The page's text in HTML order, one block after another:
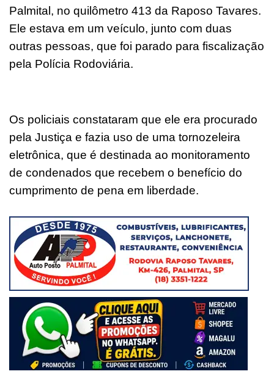
Palmital, no quilômetro 413 da Raposo Tavares.
Ele estava em um veículo, junto com duas
outras pessoas, que foi parado para fiscalização
pela Polícia Rodoviária.
Os policiais constataram que ele era procurado
pela Justiça e fazia uso de uma tornozeleira
eletrônica, que é destinada ao monitoramento
de condenados que recebem o benefício do
cumprimento de pena em liberdade.